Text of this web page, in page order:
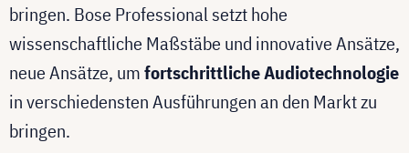
bringen. Bose Professional setzt hohe
wissenschaftliche Maßstäbe und innovative Ansätze,
neue Ansätze, umfortschrittliche Audiotechnologie
in verschiedensten Ausführungen an den Markt zu
bringen.